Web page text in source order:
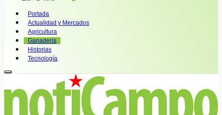
Portada
Actualidad y Mercados
Agricultura
Ganadería
Historias
Tecnología